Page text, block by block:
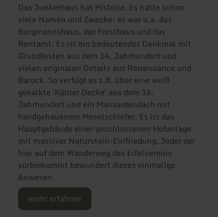
Das Junkerhaus hat Historie. Es hatte schon
viele Namen und Zwecke: es war u.a. das
Burgmannshaus, das Forsthaus und das
Rentamt. Es ist ein bedeutendes Denkmal mit
Grundfesten aus dem 14. Jahrhundert und
vielen originalen Details aus Renaissance und
Barock. So verfügt es z.B. über eine weiß
gekalkte 'Kölner Decke' aus dem 16.
Jahrhundert und ein Mansardendach mit
handgehauenem Moselschiefer. Es ist das
Hauptgebäude einer geschlossenen Hofanlage
mit massiver Naturstein-Einfriedung. Jeder der
hier auf dem Wanderweg des Eifelvereins
vorbeikommt bewundert dieses einmalige
Anwesen.
mehr erfahren